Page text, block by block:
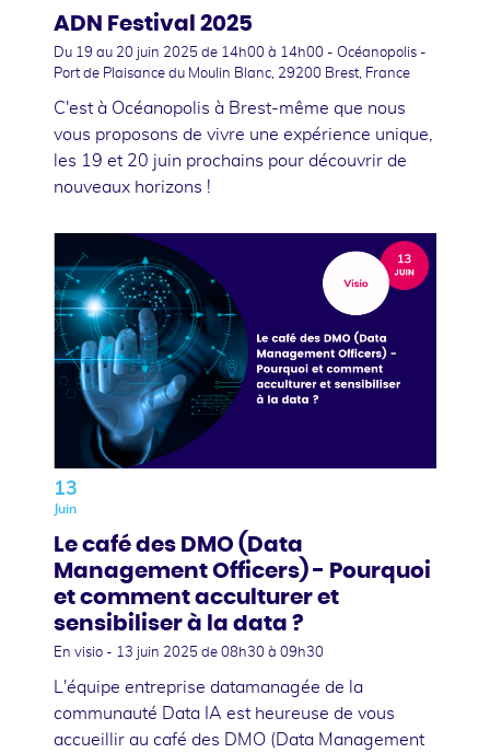
ADN Festival 2025
Du 19 au 20 juin 2025 de 14h00 à 14h00 - Océanopolis -
Port de Plaisance du Moulin Blanc, 29200 Brest, France
C'est à Océanopolis à Brest-même que nous
vous proposons de vivre une expérience unique,
les 19 et 20 juin prochains pour découvrir de
nouveaux horizons !
13
Juin
Le café des DMO (Data
Management Officers) - Pourquoi
et comment acculturer et
sensibiliser à la data ?
En visio - 13 juin 2025 de 08h30 à 09h30
L'équipe entreprise datamanagée de la
communauté Data IA est heureuse de vous
accueillir au café des DMO (Data Management